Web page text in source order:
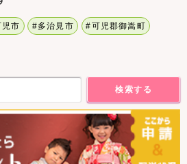
市 #多治見市 #可児郡御嵩町
検索する